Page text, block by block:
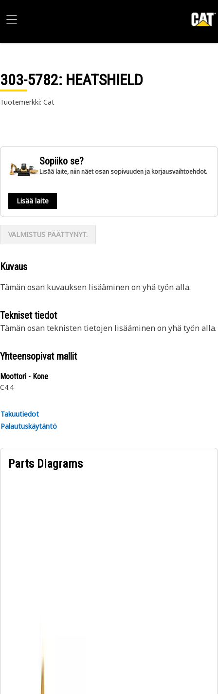
303-5782: HEATSHIELD
Tuotemerkki: Cat
Sopiiko se?
Lisää laite, niin näet osan sopivuuden ja korjausvaihtoehdot.
Lisää laite
VALMISTUS PÄÄTTYNYT.
Kuvaus
Tämän osan kuvauksen lisääminen on yhä työn alla.
Tekniset tiedot
Tämän osan teknisten tietojen lisääminen on yhä työn alla.
Yhteensopivat mallit
Moottori - Kone
C4.4
Takuutiedot
Palautuskäytäntö
Parts Diagrams